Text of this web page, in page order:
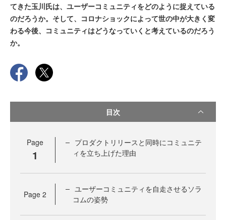
てきた玉川氏は、ユーザーコミュニティをどのように捉えている
のだろうか。そして、コロナショックによって世の中が大きく変
わる今後、コミュニティはどうなっていくと考えているのだろう
か。
目次
Page
1
プロダクトリリースと同時にコミュニテ
ィを立ち上げた理由
Page 2
ユーザーコミュニティを自走させるソラ
コムの姿勢